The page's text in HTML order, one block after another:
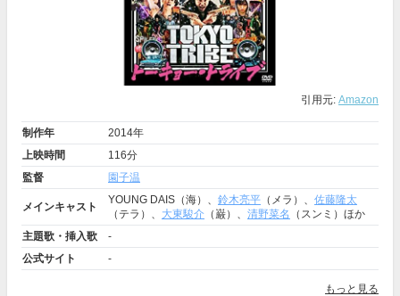
引用元: Amazon
制作年
2014年
上映時間
116分
監督
園子温
メインキャスト
YOUNG DAIS（海）、 鈴木亮平 （メラ）、 佐藤隆太
（テラ）、 大東駿介 （巌）、 清野菜名
（スンミ）ほか
主題歌・挿入歌
-
公式サイト
-
もっと見る